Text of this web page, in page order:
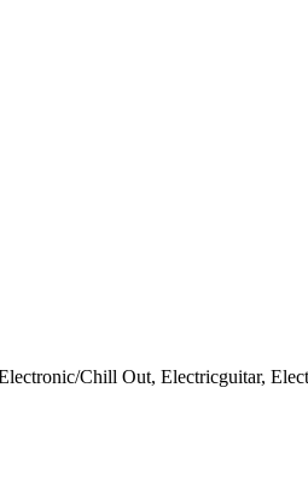
Chill Out, Electricguitar,